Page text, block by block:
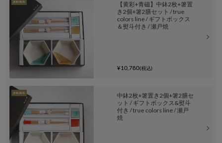
【黄彩+青磁】中鉢2枚+箸置
き2個+箸2膳セット / true
colors line / ギフトボックス
＆熨斗付き / 瀬戸焼
¥10,780(税込)
中鉢2枚+箸置き2個+箸2膳セ
ット / ギフトボックス&熨斗
付き / true colors line / 瀬戸
焼